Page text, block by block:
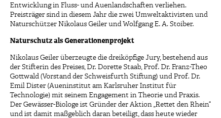
Entwicklung in Fluss- und Auenlandschaften verliehen.
Preisträger sind in diesem Jahr die zwei Umweltaktivisten und
Naturschützer Nikolaus Geiler und Wolfgang E. A. Stoiber.
Naturschutz als Generationenprojekt
Nikolaus Geiler überzeugte die dreiköpfige Jury, bestehend aus
der Stifterin des Preises, Dr. Dorette Staab, Prof. Dr. Franz-Theo
Gottwald (Vorstand der Schweisfurth Stiftung) und Prof. Dr.
Emil Dister (Aueninstitut am Karlsruher Institut für
Technologie) mit seinem Engagement in Theorie und Praxis.
Der Gewässer-Biologe ist Gründer der Aktion „Rettet den Rhein“
und ist damit maßgeblich daran beteiligt, dass heute wieder